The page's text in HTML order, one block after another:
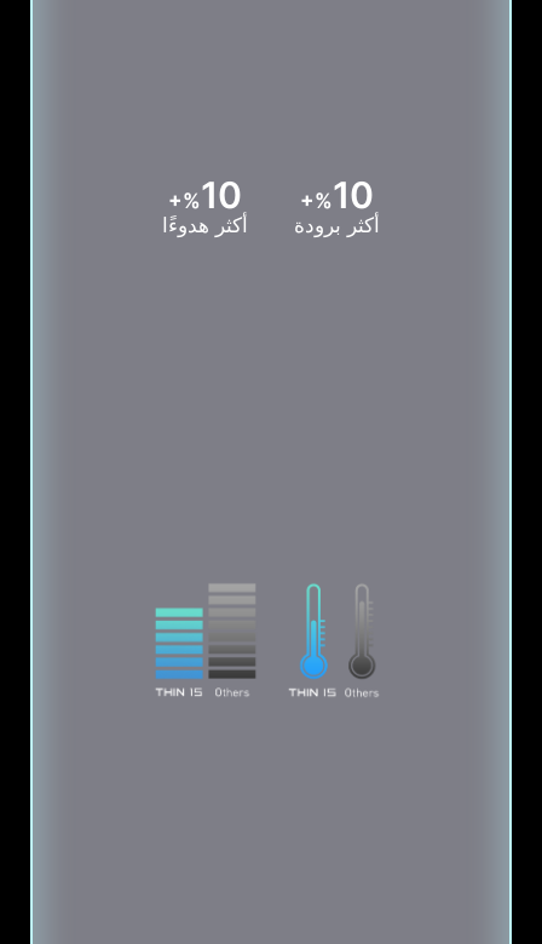
+%10
أكثر هدوءًا
+%10
أكثر برودة